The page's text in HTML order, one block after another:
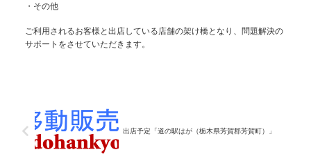
・その他
ご利用されるお客様と出店している店舗の架け橋となり、問題解決の
サポートをさせていただきます。
出店予定「道の駅はが（栃木県芳賀郡芳賀町）」